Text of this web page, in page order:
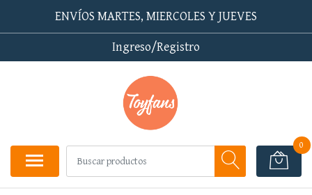
ENVÍOS MARTES, MIERCOLES Y JUEVES
Ingreso/Registro
0